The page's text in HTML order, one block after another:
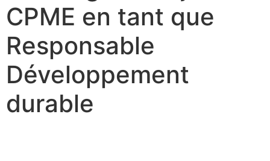
CPME en tant que
Responsable
Développement
durable